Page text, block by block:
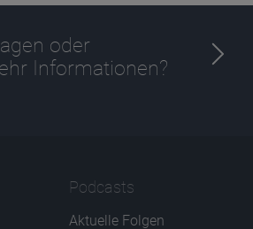
oder
Informationen?
Podcasts
Aktuelle Folgen